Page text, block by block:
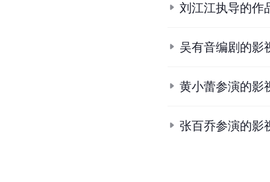
刘江江执导的作
吴有音编剧的影
黄小蕾参演的影
张百乔参演的影